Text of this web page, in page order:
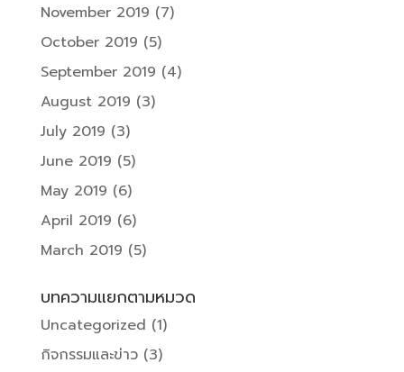
November 2019 (7)
October 2019 (5)
September 2019 (4)
August 2019 (3)
July 2019 (3)
June 2019 (5)
May 2019 (6)
April 2019 (6)
March 2019 (5)
บทความแยกตามหมวด
Uncategorized (1)
กิจกรรมและข่าว(3)